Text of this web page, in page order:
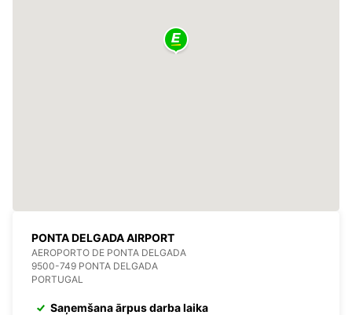
PONTA DELGADA AIRPORT
AEROPORTO DE PONTA DELGADA
9500-749 PONTA DELGADA
PORTUGAL
Saņemšana ārpus darba laika